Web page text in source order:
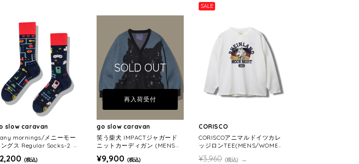
slow caravan
mornings/メニーモー
ングス Regular Socks-2 (M
(税込)
SOLD OUT
再入荷受付
go slow caravan
笑う柴犬 IMPACTジャガード
ニットカーディガン (MENS/
¥9,900 (税込)
SALE
CORISCO
CORISCOアニマルドイツカレ
ッジロンTEE(MENS/WOMEN
¥3,960 (税込)